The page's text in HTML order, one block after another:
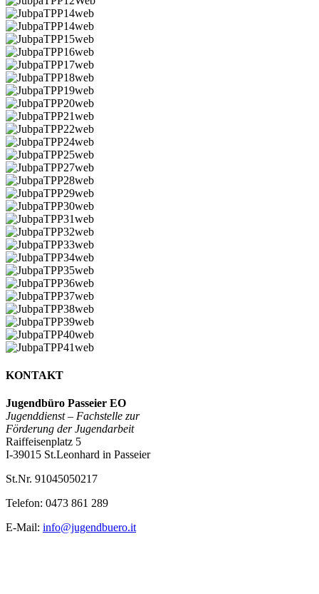
JubpaTPP12Web
JubpaTPP14web
JubpaTPP14web
JubpaTPP15web
JubpaTPP16web
JubpaTPP17web
JubpaTPP18web
JubpaTPP19web
JubpaTPP20web
JubpaTPP21web
JubpaTPP22web
JubpaTPP24web
JubpaTPP25web
JubpaTPP27web
JubpaTPP28web
JubpaTPP29web
JubpaTPP30web
JubpaTPP31web
JubpaTPP32web
JubpaTPP33web
JubpaTPP34web
JubpaTPP35web
JubpaTPP36web
JubpaTPP37web
JubpaTPP38web
JubpaTPP39web
JubpaTPP40web
KONTAKT
Jugendbüro Passeier EO
Jugenddienst – Fachstelle zur
Förderung der Jugendarbeit
Raiffeisenplatz 5
I-39015 St.Leonhard in Passeier
St.Nr. 91045050217
Telefon: 0473 861 289
E-Mail: info@jugendbuero.it